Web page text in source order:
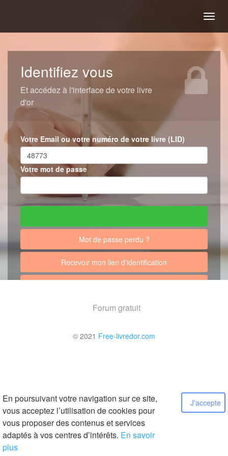
En poursuivant votre navigation sur ce site,
vous acceptez l’utilisation de cookies pour
vous proposer des contenus et services
adaptés à vos centres d’intérêts. En savoir
plus
J'accepte
Identifiez vous
Et accédez à l'interface de votre livre
d'or
Votre Email ou votre numéro de votre livre (LID)
Votre mot de passe
Mot de passe perdu ?
Recevoir mon lien d'identification
Forum gratuit
© 2021 Free-livredor.com